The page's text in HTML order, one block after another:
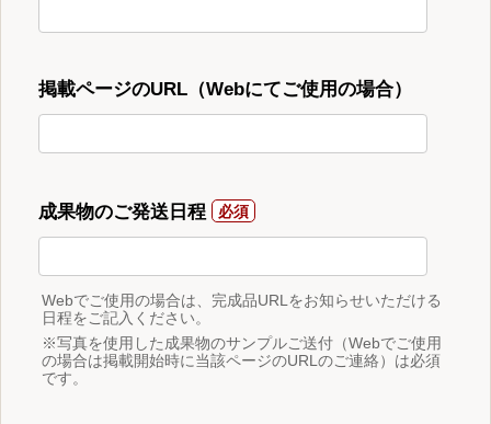
掲載ページのURL（Webにてご使用の場合）
成果物のご発送日程
Webでご使用の場合は、完成品URLをお知らせいただける
日程をご記入ください。
※写真を使用した成果物のサンプルご送付（Webでご使用
の場合は掲載開始時に当該ページのURLのご連絡）は必須
です。